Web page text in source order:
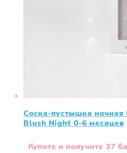
Соска-пустышка ночная
Blush Night 0-6 меcяцев
Купите и получите 37